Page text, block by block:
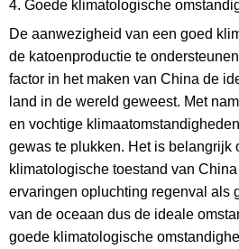
4. Goede klimatologische
De aanwezigheid van een goed
de katoenproductie te
factor in het maken van China de
land in de wereld geweest. Met
en vochtige
gewas te plukken. Het is belangrijk
klimatologische toestand van
ervaringen opluchting regenval als
van de oceaan dus de ideale
goede klimatologische